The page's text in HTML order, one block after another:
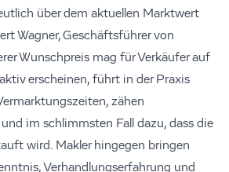
über dem aktuellen Marktwert
Wagner, Geschäftsführer von
Wunschpreis mag für Verkäufer auf
erscheinen, führt in der Praxis
zähen
im schlimmsten Fall dazu, dass die
wird. Makler hingegen bringen
Verhandlungserfahrung und